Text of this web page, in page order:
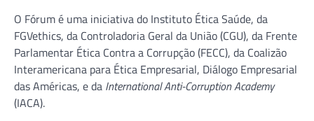
O Fórum é uma iniciativa do Instituto Ética Saúde, da
FGVethics, da Controladoria Geral da União (CGU), da Frente
Parlamentar Ética Contra a Corrupção (FECC), da Coalizão
Interamericana para Ética Empresarial, Diálogo Empresarial
das Américas, e da International Anti-Corruption Academy
(IACA).